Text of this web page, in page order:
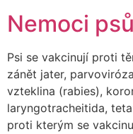
Nemoci
Psi se vakcinují proti
zánět jater,
vzteklina (rabies),
laryngotracheitida,
proti kterým se